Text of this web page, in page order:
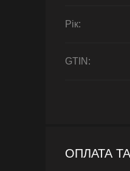
Рік:
GTIN:
ОПЛАТА